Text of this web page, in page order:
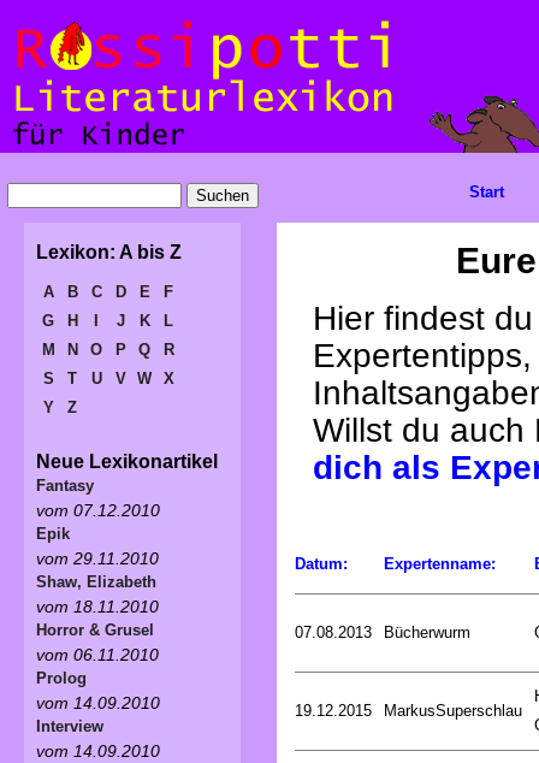
Hier findest
Willst du
dich als
Datum: Expertenname:
07.08.2013 Bücherwurm
19.12.2015 MarkusSuperschlau
Start
Lexikon: A bis Z
A B C D E
F
G
H J K
L
M
N O P Q
R
S
T U V W
X
Y
Z
Neue Lexikonartikel
Fantasy
vom 07.12.2010
Epik
vom 29.11.2010
Shaw, Elizabeth
vom 18.11.2010
Horror & Grusel
vom 06.11.2010
Prolog
vom 14.09.2010
Interview
vom 14.09.2010